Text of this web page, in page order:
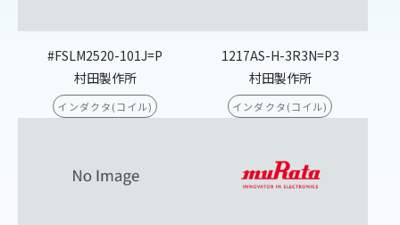
#FSLM2520-101J=P
村田製作所
インダクタ(コイル)
1217AS-H-3R3N=P3
村田製作所
インダクタ(コイル)